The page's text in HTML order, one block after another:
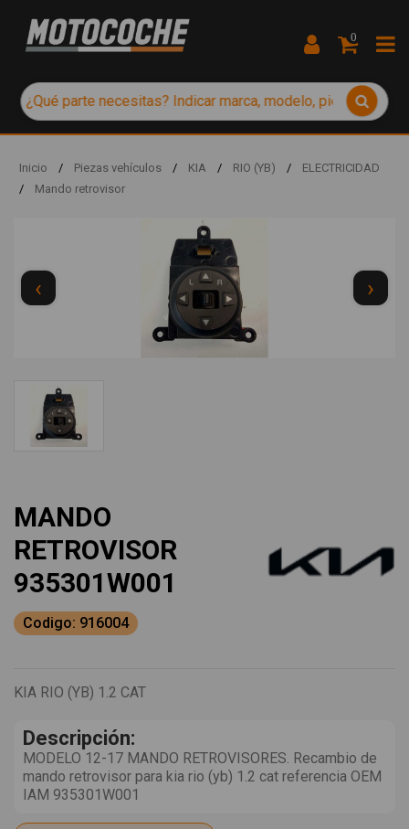
0
Inicio / Piezas vehículos / KIA / RIO (YB) /
ELECTRICIDAD
/
Mando retrovisor
‹ ›
MANDO
RETROVISOR
935301W001
Codigo: 916004
KIA RIO (YB) 1.2 CAT
Descripción:
MODELO 12-17 MANDO RETROVISORES. Recambio de
mando retrovisor para kia rio (yb) 1.2 cat referencia OEM
IAM 935301W001